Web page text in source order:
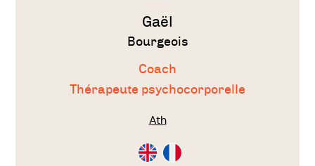
Gaël
Bourgeois
Coach
Thérapeute psychocorporelle
Ath
Consultation
en
Consultation
en